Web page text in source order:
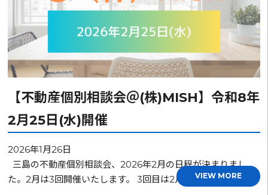
【不動産個別相談会＠(株)MISH】令和8年
2月25日(水)開催
2026年1月26日
三島の不動産個別相談会、2026年2月の日程が決まりまし
た。2月は3回開催いたします。 3回目は2月25日…VIEW MORE